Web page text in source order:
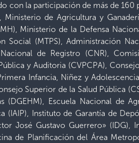
con la participación de más de 160
de Agricultura y
Ministerio de la Defensa
Social (MTPS), Administración
de Registro (CNR),
y Auditoria (CVPCPA),
Infancia, Niñez y
Superior de la Salud Pública
Escuela Nacional de
Instituto de Garantía de
José Gustavo Guerrero» (IDG),
de Planificación del Área